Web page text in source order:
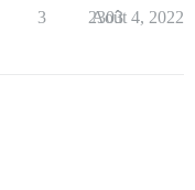
3 2303
Août 4, 2022